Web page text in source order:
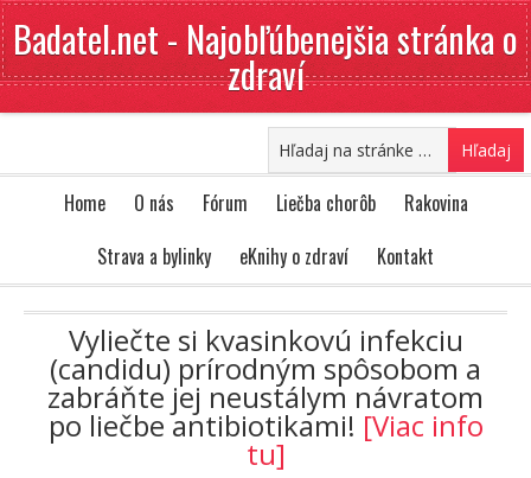
Badatel.net - Najobľúbenejšia stránka o
zdraví
Home O nás Fórum Liečba chorôb
Rakovina
Strava a bylinky
eKnihy o zdraví Kontakt
Vyliečte si kvasinkovú infekciu
(candidu) prírodným spôsobom a
zabráňte jej neustálym návratom
po liečbe antibiotikami! [Viac info
tu]